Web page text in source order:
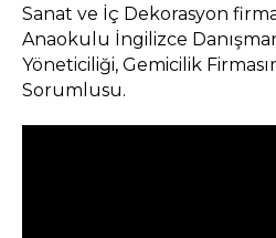
Sanat ve İç Dekorasyon
Anaokulu İngilizce
Yöneticiliği, Gemicilik
Sorumlusu.